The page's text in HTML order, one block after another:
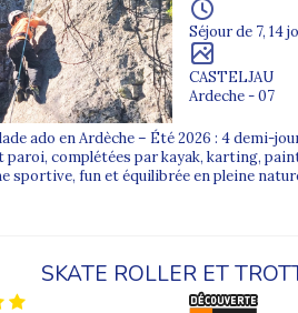
toute l’année
de vacances ados sont proposées à
outdoor, mer et sensations fortes
de glisse et séjours montagne
/ Toussaint : séjours courts et
plus économique, consultez notre
et sécurité
Séjour de 7, 14
CASTELJAU
Ardeche - 07
ado en Ardèche – Été 2026 : 4 demi-
paroi, complétées par kayak, karting,
sportive, fun et équilibrée en pleine
SKATE ROLLER ET